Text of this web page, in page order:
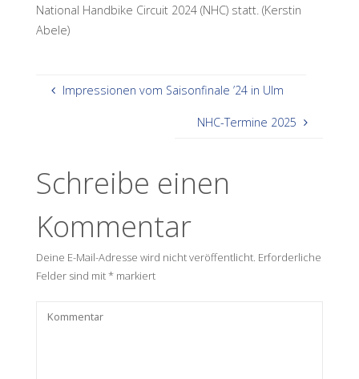
National Handbike Circuit 2024 (NHC) statt. (Kerstin
Abele)
Impressionen vom Saisonfinale ’24 in Ulm
NHC-Termine 2025
Schreibe einen
Kommentar
Deine E-Mail-Adresse wird nicht veröffentlicht. Erforderliche
Felder sind mit*markiert